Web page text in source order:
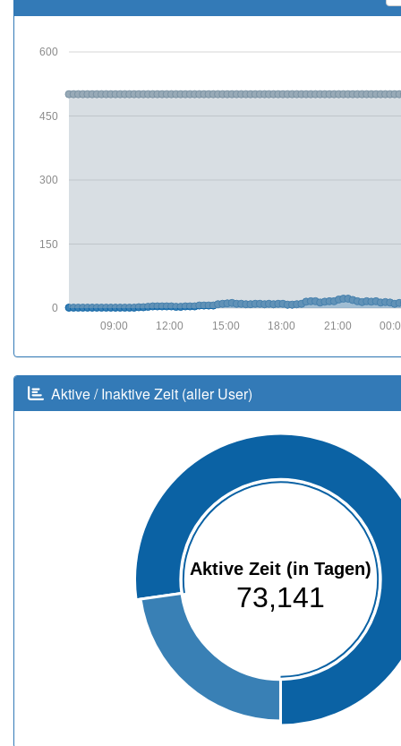
0
150
300
450
600
21:00
18:00
15:00
12:00
09:00
Aktive / Inaktive Zeit (aller User)
Aktive Zeit (in Tagen)
73,141